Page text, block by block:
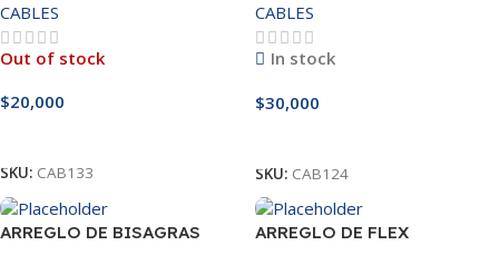
CABLES
Out of stock
$20,000
SKU: CAB133
CABLES
In stock
$30,000
SKU: CAB124
ARREGLO DE BISAGRAS ARREGLO DE FLEX